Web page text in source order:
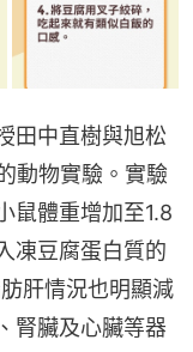
田中直樹與旭松
動物實驗。實驗
鼠體重增加至1.8
凍豆腐蛋白質的
肝情況也明顯減
腎臟及心臟等器